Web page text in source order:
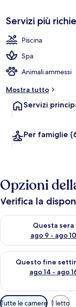
Servizi più
Piscina
Spa
Animali ammessi
Mostra tutto
Servizi
Per famiglie
Opzioni
Verifica la
Questa sera
ago 9 - ago 10
Verifica la
Questo fine
ago 14 - ago
Verifica la
Filtri
Tutte le camere 1 letto